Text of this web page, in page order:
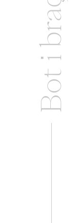
Bot i braç